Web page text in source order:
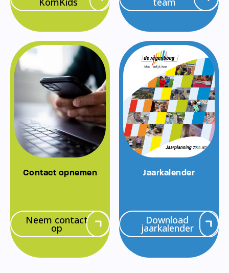
Contact opnemen
Neem contact
op
Jaarkalender
Download
jaarkalender